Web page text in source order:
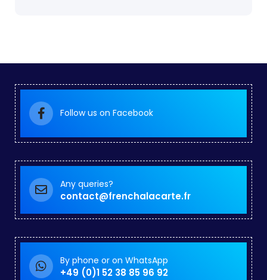
Follow us on Facebook
Any queries?
contact@frenchalacarte.fr
By phone or on WhatsApp
+49 (0)1 52 38 85 96 92